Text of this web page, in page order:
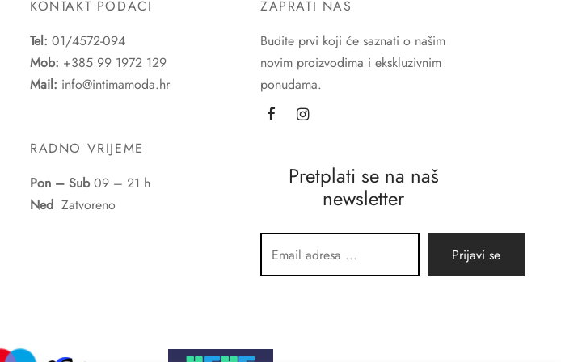
KONTAKT PODACI
Tel: 01/4572-094
Mob: +385 99 1972 129
Mail: info@intimamoda.hr
RADNO VRIJEME
Pon – Sub09 – 21 h
Ned Zatvoreno
ZAPRATI NAS
Budite prvi koji će saznati o našim
novim proizvodima i ekskluzivnim
ponudama.
Pretplati se na naš
newsletter